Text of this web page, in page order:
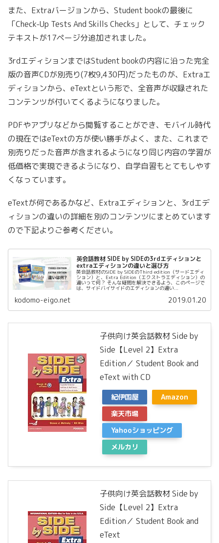
また、Extraバージョンから、Student bookの最後に
「Check-Up Tests And Skills Checks」として、チェック
テキストが17ページ分追加されました。
3rdエディションまではStudent bookの内容に沿った完全
版の音声CDが別売り(7枚9,430円)だったものが、Extraエ
ディションから、eTextという形で、全音声が収録された
コンテンツが付いてくるようになりました。
PDFやアプリなどから閲覧することができ、モバイル時代
の現在ではeTextの方が使い勝手がよく、また、これまで
別売りだった音声が含まれるようになり同じ内容の学習が
低価格で実現できるようになり、自学自習もとてもしやす
くなっています。
eTextが何であるかなど、Extraエディションと、3rdエデ
ィションの違いの詳細を別のコンテンツにまとめています
ので下記よりご参考ください。
英会話教材 SIDE by SIDEの3rdエディションと
extraエディションの違いと選び方
英会話教材のSIDE by SIDEのThird edition（サードエディ
ション）と、Extra Edition（エクストラエディション）の
違いって何？ そんな疑問を解決できるよう、このページで
は、サイドバイサイドのエディションの違い...
kodomo-eigo.net 2019.01.20
子供向け英会話教材 Side by
Side【Level 2】Extra
Edition／ Student Book and
eText with CD
紀伊国屋
Amazon
楽天市場
Yahooショッピング
メルカリ
子供向け英会話教材 Side by
Side【Level 2】Extra
Edition／ Student Book and
eText